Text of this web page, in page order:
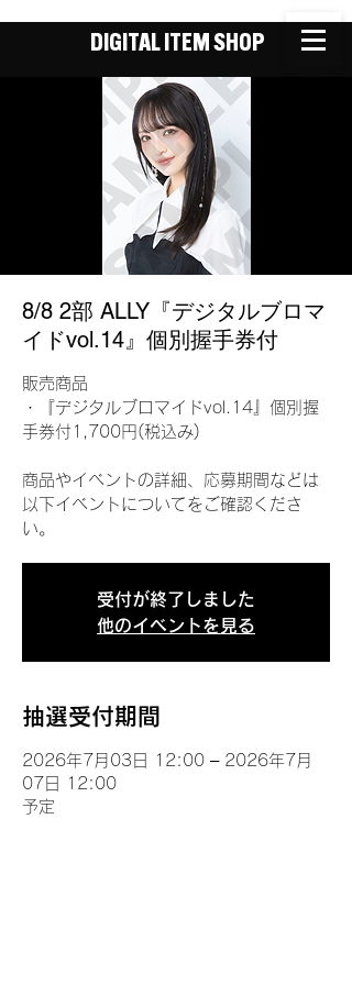
DIGITAL ITEM SHOP
8/8 2部 ALLY『デジタルブロマ
イドvol.14』個別握手券付
販売商品
・『デジタルブロマイドvol.14』個別握
手券付1,700円(税込み)
商品やイベントの詳細、応募期間などは
以下イベントについてをご確認くださ
い。
受付が終了しました
他のイベントを見る
抽選受付期間
2026年7月03日 12:00 – 2026年7月
07日 12:00
予定